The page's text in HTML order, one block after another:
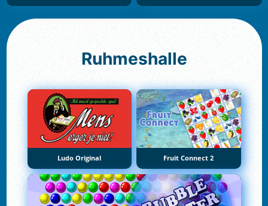
Ruhmeshalle
Ludo Original Fruit Connect 2